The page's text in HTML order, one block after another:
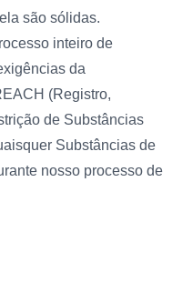
são sólidas.
inteiro de
da
(Registro,
de Substâncias
Substâncias de
nosso processo de